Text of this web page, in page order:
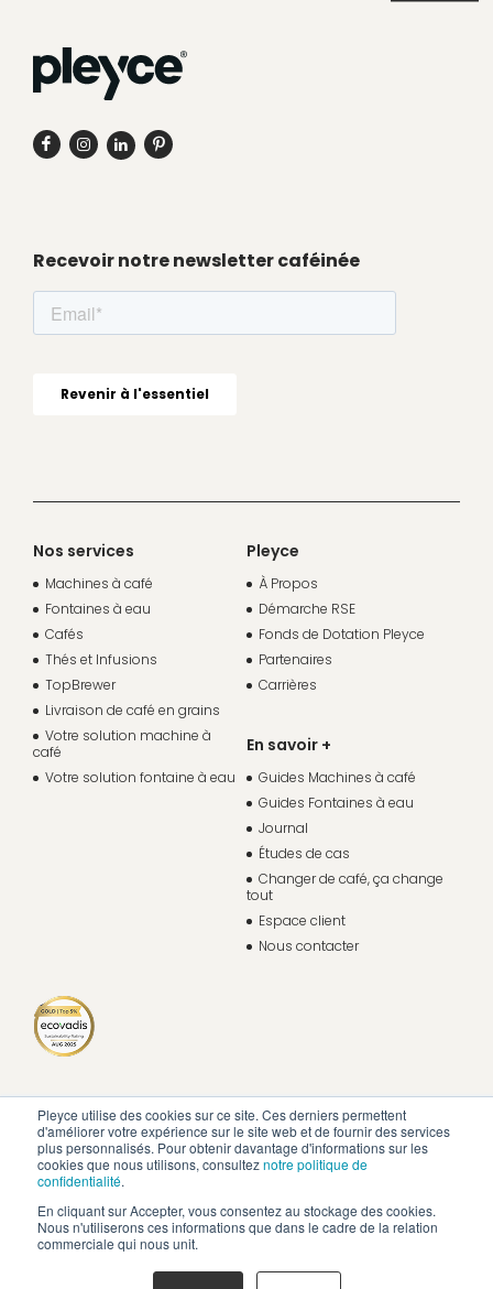
Pleyce utilise des cookies sur ce site. Ces derniers permettent
d'améliorer votre expérience sur le site web et de fournir des services
plus personnalisés. Pour obtenir davantage d'informations sur les
cookies que nous utilisons, consulteznotre politique de
confidentialité.
En cliquant sur Accepter, vous consentez au stockage des cookies.
Nous n'utiliserons ces informations que dans le cadre de la relation
commerciale qui nous unit.
Recevoir notre newsletter caféinée
Nos services
Machines à café
Fontaines à eau
Cafés
Thés et Infusions
TopBrewer
Livraison de café en grains
Votre solution machine à
café
Votre solution fontaine à eau
Pleyce
À Propos
Démarche RSE
Fonds de Dotation Pleyce
Partenaires
Carrières
En savoir +
Guides Machines à café
Guides Fontaines à eau
Journal
Études de cas
Changer de café, ça change
tout
Espace client
Nous contacter